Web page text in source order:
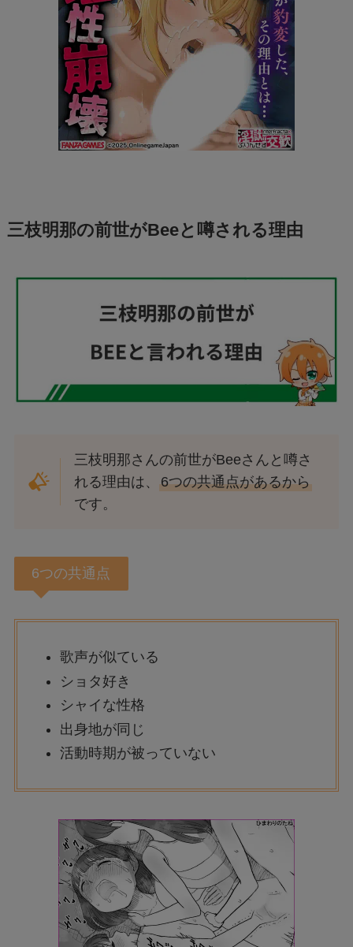
三枝明那の前世がBeeと噂される理由
三枝明那さんの前世がBeeさんと噂さ
れる理由は、6つの共通点があるから
です。
6つの共通点
歌声が似ている
ショタ好き
シャイな性格
出身地が同じ
活動時期が被っていない